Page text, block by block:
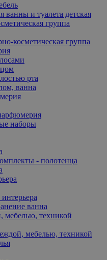
ванны и туалета детская
группа
косметическая группа
рта
ванна
наборы
- полотенца
ванна
мебелью, техникой
мебелью, техникой